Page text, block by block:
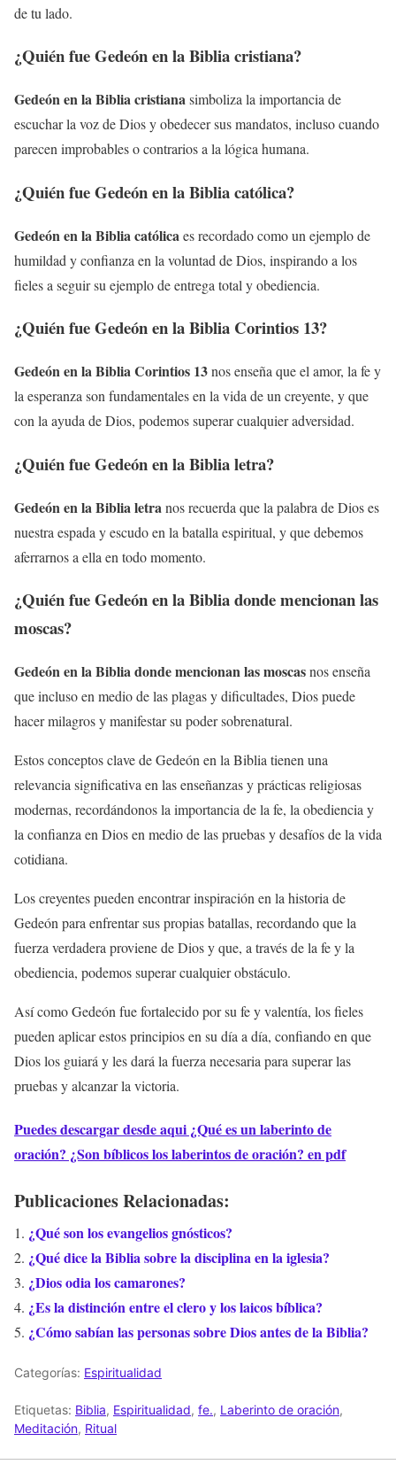
de tu lado.
¿Quién fue Gedeón en la Biblia cristiana?
Gedeón en la Biblia cristianasimboliza la importancia de
escuchar la voz de Dios y obedecer sus mandatos, incluso cuando
parecen improbables o contrarios a la lógica humana.
¿Quién fue Gedeón en la Biblia católica?
Gedeón en la Biblia católicaes recordado como un ejemplo de
humildad y confianza en la voluntad de Dios, inspirando a los
fieles a seguir su ejemplo de entrega total y obediencia.
¿Quién fue Gedeón en la Biblia Corintios 13?
Gedeón en la Biblia Corintios 13nos enseña que el amor, la fe y
la esperanza son fundamentales en la vida de un creyente, y que
con la ayuda de Dios, podemos superar cualquier adversidad.
¿Quién fue Gedeón en la Biblia letra?
Gedeón en la Biblia letra nos recuerda que la palabra de Dios es
nuestra espada y escudo en la batalla espiritual, y que debemos
aferrarnos a ella en todo momento.
¿Quién fue Gedeón en la Biblia donde mencionan las
moscas?
Gedeón en la Biblia donde mencionan las moscasnos enseña
que incluso en medio de las plagas y dificultades, Dios puede
hacer milagros y manifestar su poder sobrenatural.
Estos conceptos clave de Gedeón en la Biblia tienen una
relevancia significativa en las enseñanzas y prácticas religiosas
modernas, recordándonos la importancia de la fe, la obediencia y
la confianza en Dios en medio de las pruebas y desafíos de la vida
cotidiana.
Los creyentes pueden encontrar inspiración en la historia de
Gedeón para enfrentar sus propias batallas, recordando que la
fuerza verdadera proviene de Dios y que, a través de la fe y la
obediencia, podemos superar cualquier obstáculo.
Así como Gedeón fue fortalecido por su fe y valentía, los fieles
pueden aplicar estos principios en su día a día, confiando en que
Dios los guiará y les dará la fuerza necesaria para superar las
pruebas y alcanzar la victoria.
Puedes descargar desde aqui ¿Qué es un laberinto de
oración? ¿Son bíblicos los laberintos de oración? en pdf
Publicaciones Relacionadas:
¿Qué son los evangelios gnósticos?
¿Qué dice la Biblia sobre la disciplina en la iglesia?
¿Dios odia los camarones?
¿Es la distinción entre el clero y los laicos bíblica?
¿Cómo sabían las personas sobre Dios antes de la Biblia?
Categorías: Espiritualidad
Etiquetas: Biblia, Espiritualidad, fe., Laberinto de oración,
Meditación, Ritual